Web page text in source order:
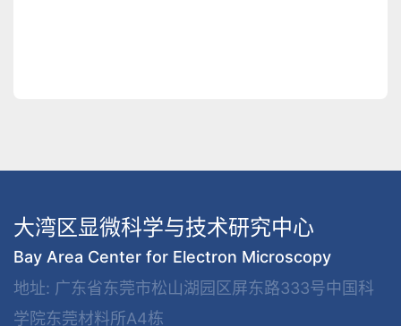
大湾区显微科学与技术研究中心
Bay Area Center for Electron Microscopy
地址: 广东省东莞市松山湖园区屏东路333号中国科
学院东莞材料所A4栋